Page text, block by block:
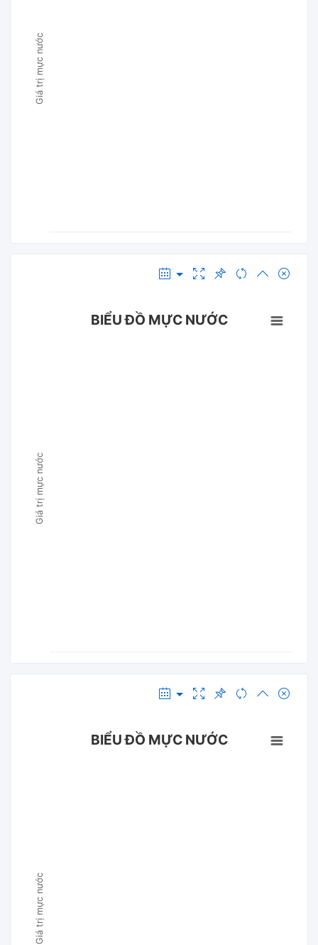
Giá trị mực nước
Giá trị mực nước
BIỂU ĐỒ MỰC NƯỚC
Giá trị mực nước
BIỂU ĐỒ MỰC NƯỚC